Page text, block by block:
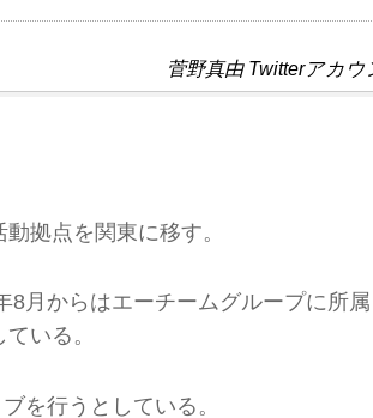
菅野真由 Twitterアカ
拠点を関東に移す。
8月からはエーチームグループに所
いる。
を行うとしている。